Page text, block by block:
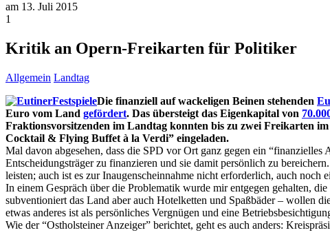
am 13. Juli 2015
1
Kritik an Opern-Freikarten für Politiker
Allgemein Landtag
Die finanziell auf wackeligen Beinen stehenden
Euro vom Land gefördert. Das übersteigt das Eigenkapital von
Fraktionsvorsitzenden im Landtag konnten bis zu zwei Freikarten
Cocktail & Flying Buffet à la Verdi” eingeladen.
Mal davon abgesehen, dass die SPD vor Ort ganz gegen ein “finanzielles
Entscheidungsträger zu finanzieren und sie damit persönlich zu
leisten; auch ist es zur Inaugenscheinnahme nicht erforderlich, auch noch
In einem Gespräch über die Problematik wurde mir entgegen gehalten,
subventioniert das Land aber auch Hotelketten und Spaßbäder – wollen
etwas anderes ist als persönliches Vergnügen und eine
Wie der “Ostholsteiner Anzeiger” berichtet, geht es auch anders: